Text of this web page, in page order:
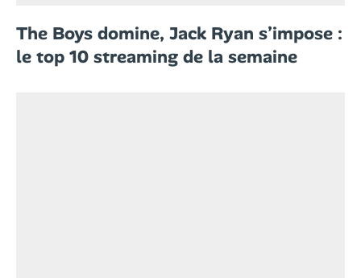
The Boys domine, Jack Ryan s’impose :
le top 10 streaming de la semaine